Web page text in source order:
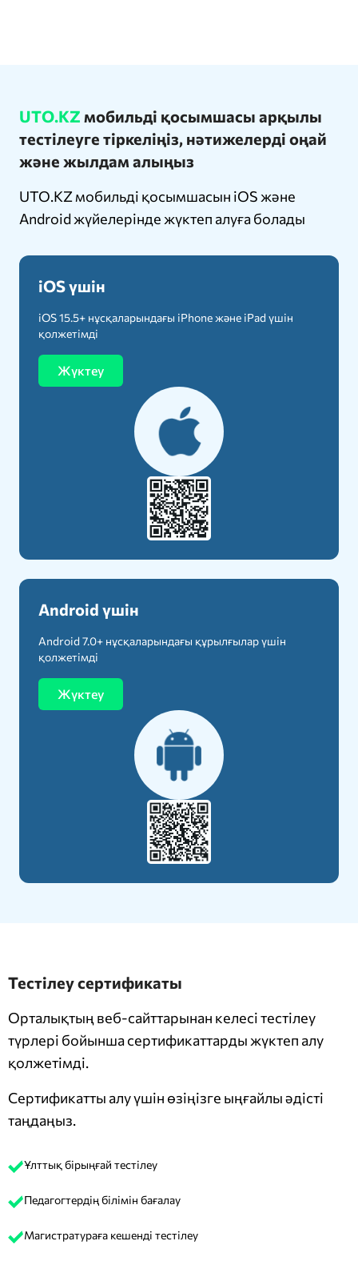
UTO.KZ мобильді қосымшасы арқылы
тестілеуге тіркеліңіз, нәтижелерді оңай
және жылдам алыңыз
UTO.KZ мобильді қосымшасын iOS және
Android жүйелерінде жүктеп алуға болады
iOS үшін
iOS 15.5+ нұсқаларындағы iPhone және iPad үшін
қолжетімді
Жүктеу
Android үшін
Android 7.0+ нұсқаларындағы құрылғылар үшін
қолжетімді
Жүктеу
Тестілеу сертификаты
Орталықтың веб-сайттарынан келесі тестілеу
түрлері бойынша сертификаттарды жүктеп алу
қолжетімді.
Сертификатты алу үшін өзіңізге ыңғайлы әдісті
таңдаңыз.
Ұлттық бірыңғай тестілеу
Педагогтердің білімін бағалау
Магистратураға кешенді тестілеу